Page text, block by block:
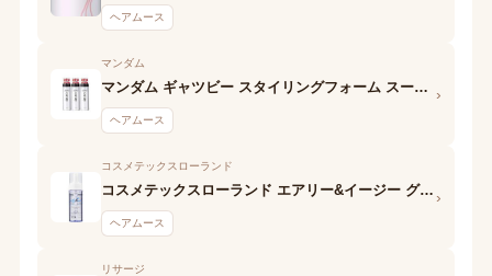
ヘアムース
マンダム
マンダム ギャツビー スタイリングフォーム スーパーハード
ヘアムース
›
コスメテックスローランド
コスメテックスローランド エアリー&イージー グロッシーオイルフォーム
ヘアムース
›
リサージ